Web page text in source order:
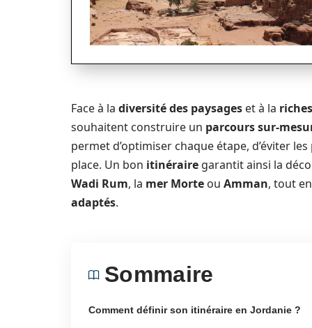
Face à la diversité des paysages et à la
souhaitent construire un parcours sur-
permet d’optimiser chaque étape, d’éviter
place. Un bon itinéraire garantit ainsi la
Wadi Rum, la mer Morte ou Amman, tout
adaptés.
Sommaire
Comment définir son itinéraire en Jordanie ?